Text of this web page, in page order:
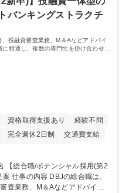
バンキングストラクチ
投融資審査業務、M＆Aなどアドバイ
精通し、複数の専門性を掛け合わせて
資格取得支援あり
経験不問
完全週休2日制
交通費支給
は、
査業務、M＆Aなどアドバイザ